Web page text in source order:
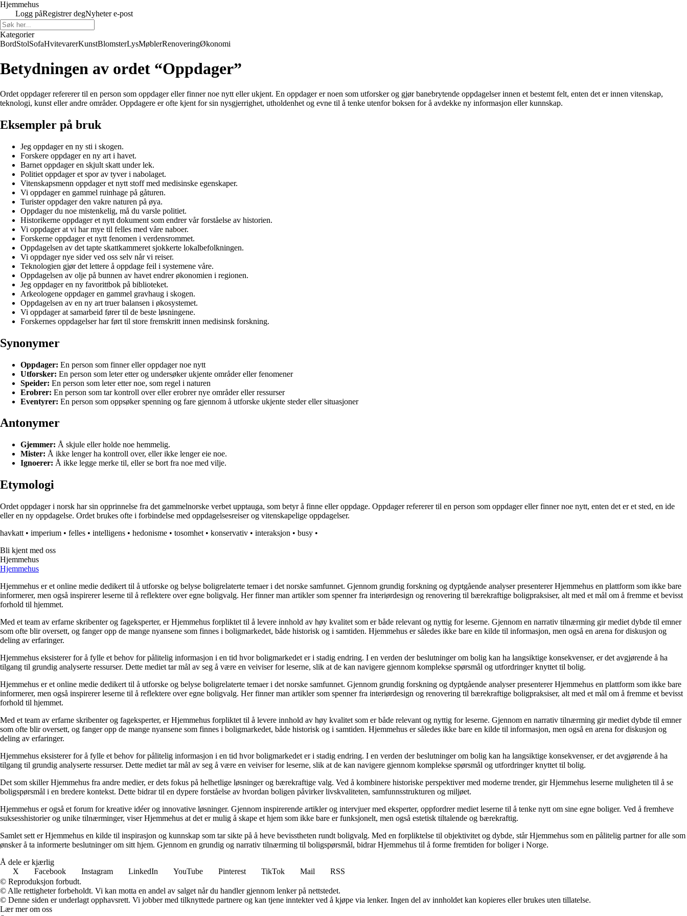
Hjemmehus
Logg påRegistrer degNyheter e-post
Kategorier
BordStolSofaHvitevarerKunstBlomsterLysMøblerRenoveringØkonomi
Betydningen av ordet “Oppdager”
Ordet oppdager refererer til en person som oppdager eller finner noe nytt eller ukjent. En oppdager er noen som utforsker og gjør banebrytende oppdagelser innen et bestemt felt, enten det er innen vitenskap,
teknologi, kunst eller andre områder. Oppdagere er ofte kjent for sin nysgjerrighet, utholdenhet og evne til å tenke utenfor boksen for å avdekke ny informasjon eller kunnskap.
Eksempler på bruk
Jeg oppdager en ny sti i skogen.
Forskere oppdager en ny art i havet.
Barnet oppdager en skjult skatt under lek.
Politiet oppdager et spor av tyver i nabolaget.
Vitenskapsmenn oppdager et nytt stoff med medisinske egenskaper.
Vi oppdager en gammel ruinhage på gåturen.
Turister oppdager den vakre naturen på øya.
Oppdager du noe mistenkelig, må du varsle politiet.
Historikerne oppdager et nytt dokument som endrer vår forståelse av historien.
Vi oppdager at vi har mye til felles med våre naboer.
Forskerne oppdager et nytt fenomen i verdensrommet.
Oppdagelsen av det tapte skattkammeret sjokkerte lokalbefolkningen.
Vi oppdager nye sider ved oss selv når vi reiser.
Teknologien gjør det lettere å oppdage feil i systemene våre.
Oppdagelsen av olje på bunnen av havet endrer økonomien i regionen.
Jeg oppdager en ny favorittbok på biblioteket.
Arkeologene oppdager en gammel gravhaug i skogen.
Oppdagelsen av en ny art truer balansen i økosystemet.
Vi oppdager at samarbeid fører til de beste løsningene.
Forskernes oppdagelser har ført til store fremskritt innen medisinsk forskning.
Synonymer
Oppdager: En person som finner eller oppdager noe nytt
Utforsker: En person som leter etter og undersøker ukjente områder eller fenomener
Speider: En person som leter etter noe, som regel i naturen
Erobrer: En person som tar kontroll over eller erobrer nye områder eller ressurser
Eventyrer: En person som oppsøker spenning og fare gjennom å utforske ukjente steder eller situasjoner
Antonymer
Gjemmer: Å skjule eller holde noe hemmelig.
Mister: Å ikke lenger ha kontroll over, eller ikke lenger eie noe.
Ignoerer: Å ikke legge merke til, eller se bort fra noe med vilje.
Etymologi
Ordet oppdager i norsk har sin opprinnelse fra det gammelnorske verbet upptauga, som betyr å finne eller oppdage. Oppdager refererer til en person som oppdager eller finner noe nytt, enten det er et sted, en ide
eller en ny oppdagelse. Ordet brukes ofte i forbindelse med oppdagelsesreiser og vitenskapelige oppdagelser.
havkatt • imperium • felles • intelligens • hedonisme • tosomhet • konservativ • interaksjon • busy •
Bli kjent med oss
Hjemmehus
Hjemmehus
Hjemmehus er et online medie dedikert til å utforske og belyse boligrelaterte temaer i det norske samfunnet. Gjennom grundig forskning og dyptgående analyser presenterer Hjemmehus en plattform som ikke bare
informerer, men også inspirerer leserne til å reflektere over egne boligvalg. Her finner man artikler som spenner fra interiørdesign og renovering til bærekraftige boligpraksiser, alt med et mål om å fremme et bevisst
forhold til hjemmet.
Med et team av erfarne skribenter og fageksperter, er Hjemmehus forpliktet til å levere innhold av høy kvalitet som er både relevant og nyttig for leserne. Gjennom en narrativ tilnærming gir mediet dybde til emner
som ofte blir oversett, og fanger opp de mange nyansene som finnes i boligmarkedet, både historisk og i samtiden. Hjemmehus er således ikke bare en kilde til informasjon, men også en arena for diskusjon og
deling av erfaringer.
Hjemmehus eksisterer for å fylle et behov for pålitelig informasjon i en tid hvor boligmarkedet er i stadig endring. I en verden der beslutninger om bolig kan ha langsiktige konsekvenser, er det avgjørende å ha
tilgang til grundig analyserte ressurser. Dette mediet tar mål av seg å være en veiviser for leserne, slik at de kan navigere gjennom komplekse spørsmål og utfordringer knyttet til bolig.
Hjemmehus er et online medie dedikert til å utforske og belyse boligrelaterte temaer i det norske samfunnet. Gjennom grundig forskning og dyptgående analyser presenterer Hjemmehus en plattform som ikke bare
informerer, men også inspirerer leserne til å reflektere over egne boligvalg. Her finner man artikler som spenner fra interiørdesign og renovering til bærekraftige boligpraksiser, alt med et mål om å fremme et bevisst
forhold til hjemmet.
Med et team av erfarne skribenter og fageksperter, er Hjemmehus forpliktet til å levere innhold av høy kvalitet som er både relevant og nyttig for leserne. Gjennom en narrativ tilnærming gir mediet dybde til emner
som ofte blir oversett, og fanger opp de mange nyansene som finnes i boligmarkedet, både historisk og i samtiden. Hjemmehus er således ikke bare en kilde til informasjon, men også en arena for diskusjon og
deling av erfaringer.
Hjemmehus eksisterer for å fylle et behov for pålitelig informasjon i en tid hvor boligmarkedet er i stadig endring. I en verden der beslutninger om bolig kan ha langsiktige konsekvenser, er det avgjørende å ha
tilgang til grundig analyserte ressurser. Dette mediet tar mål av seg å være en veiviser for leserne, slik at de kan navigere gjennom komplekse spørsmål og utfordringer knyttet til bolig.
Det som skiller Hjemmehus fra andre medier, er dets fokus på helhetlige løsninger og bærekraftige valg. Ved å kombinere historiske perspektiver med moderne trender, gir Hjemmehus leserne muligheten til å se
boligspørsmål i en bredere kontekst. Dette bidrar til en dypere forståelse av hvordan boligen påvirker livskvaliteten, samfunnsstrukturen og miljøet.
Hjemmehus er også et forum for kreative idéer og innovative løsninger. Gjennom inspirerende artikler og intervjuer med eksperter, oppfordrer mediet leserne til å tenke nytt om sine egne boliger. Ved å fremheve
suksesshistorier og unike tilnærminger, viser Hjemmehus at det er mulig å skape et hjem som ikke bare er funksjonelt, men også estetisk tiltalende og bærekraftig.
Samlet sett er Hjemmehus en kilde til inspirasjon og kunnskap som tar sikte på å heve bevisstheten rundt boligvalg. Med en forpliktelse til objektivitet og dybde, står Hjemmehus som en pålitelig partner for alle som
ønsker å ta informerte beslutninger om sitt hjem. Gjennom en grundig og narrativ tilnærming til boligspørsmål, bidrar Hjemmehus til å forme fremtiden for boliger i Norge.
Å dele er kjærlig
X
Facebook Instagram LinkedIn YouTube Pinterest TikTok Mail
RSS
© Reproduksjon forbudt.
© Alle rettigheter forbeholdt. Vi kan motta en andel av salget når du handler gjennom lenker på nettstedet.
© Denne siden er underlagt opphavsrett. Vi jobber med tilknyttede partnere og kan tjene inntekter ved å kjøpe via lenker. Ingen del av innholdet kan kopieres eller brukes uten tillatelse.
Lær mer om oss